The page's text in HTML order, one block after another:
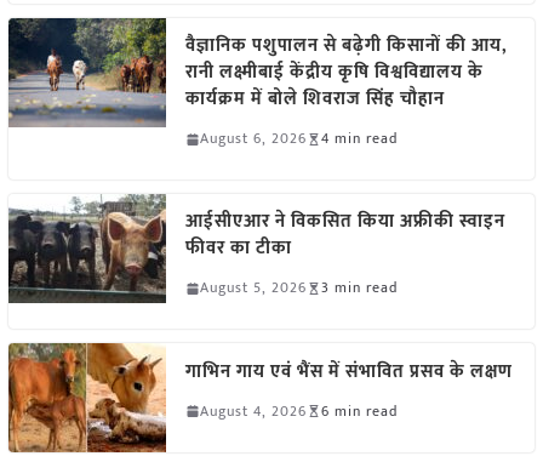
वैज्ञानिक पशुपालन से बढ़ेगी किसानों की आय,
रानी लक्ष्मीबाई केंद्रीय कृषि विश्वविद्यालय के
कार्यक्रम में बोले शिवराज सिंह चौहान
August 6, 2026 4 min read
आईसीएआर ने विकसित किया अफ्रीकी स्वाइन
फीवर का टीका
August 5, 2026 3 min read
गाभिन गाय एवं भैंस में संभावित प्रसव के लक्षण
August 4, 2026 6 min read